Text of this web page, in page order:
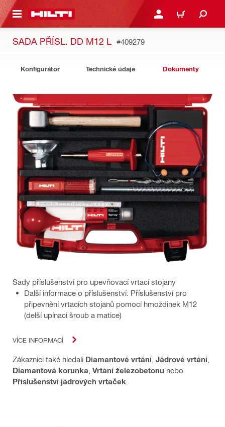
HLAVNÍ OBSAH PŘIHLÁSIT NEBO
KOŠÍK
SADA PŘÍSL. DD M12 L #409279
Konfigurátor Technické údaje Dokumenty
Sady příslušenství pro upevňovací vrtací stojany
Další informace o příslušenství: Příslušenství pro
připevnění vrtacích stojanů pomocí hmoždinek M12
(delší upínací šroub a matice)
VÍCE INFORMACÍ
Zákazníci také hledali Diamantové vrtání Jádrové vrtání
Diamantová korunka Vrtání železobetonu nebo
Příslušenství jádrových vrtaček